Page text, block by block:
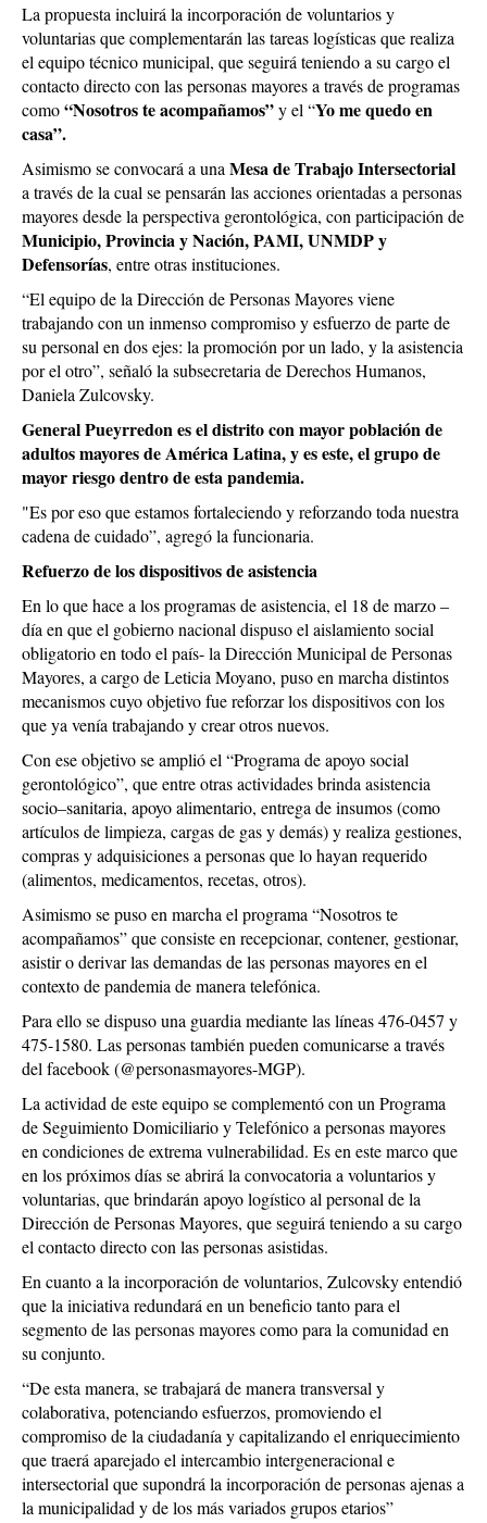
La propuesta incluirá la incorporación de voluntarios y
voluntarias que complementarán las tareas logísticas que realiza
el equipo técnico municipal, que seguirá teniendo a su cargo el
contacto directo con las personas mayores a través de programas
como“Nosotros te acompañamos”y el “Yo me quedo en
casa”.
Asimismo se convocará a una Mesa de Trabajo Intersectorial
a través de la cual se pensarán las acciones orientadas a personas
mayores desde la perspectiva gerontológica, con participación de
Municipio, Provincia y Nación, PAMI, UNMDP y
Defensorías, entre otras instituciones.
“El equipo de la Dirección de Personas Mayores viene
trabajando con un inmenso compromiso y esfuerzo de parte de
su personal en dos ejes: la promoción por un lado, y la asistencia
por el otro”, señaló la subsecretaria de Derechos Humanos,
Daniela Zulcovsky.
General Pueyrredon es el distrito con mayor población de
adultos mayores de América Latina, y es este, el grupo de
mayor riesgo dentro de esta pandemia.
"Es por eso que estamos fortaleciendo y reforzando toda nuestra
cadena de cuidado”, agregó la funcionaria.
Refuerzo de los dispositivos de asistencia
En lo que hace a los programas de asistencia, el 18 de marzo –
día en que el gobierno nacional dispuso el aislamiento social
obligatorio en todo el país- la Dirección Municipal de Personas
Mayores, a cargo de Leticia Moyano, puso en marcha distintos
mecanismos cuyo objetivo fue reforzar los dispositivos con los
que ya venía trabajando y crear otros nuevos.
Con ese objetivo se amplió el “Programa de apoyo social
gerontológico”, que entre otras actividades brinda asistencia
socio–sanitaria, apoyo alimentario, entrega de insumos (como
artículos de limpieza, cargas de gas y demás) y realiza gestiones,
compras y adquisiciones a personas que lo hayan requerido
(alimentos, medicamentos, recetas, otros).
Asimismo se puso en marcha el programa “Nosotros te
acompañamos” que consiste en recepcionar, contener, gestionar,
asistir o derivar las demandas de las personas mayores en el
contexto de pandemia de manera telefónica.
Para ello se dispuso una guardia mediante las líneas 476-0457 y
475-1580. Las personas también pueden comunicarse a través
del facebook (@personasmayores-MGP).
La actividad de este equipo se complementó con un Programa
de Seguimiento Domiciliario y Telefónico a personas mayores
en condiciones de extrema vulnerabilidad. Es en este marco que
en los próximos días se abrirá la convocatoria a voluntarios y
voluntarias, que brindarán apoyo logístico al personal de la
Dirección de Personas Mayores, que seguirá teniendo a su cargo
el contacto directo con las personas asistidas.
En cuanto a la incorporación de voluntarios, Zulcovsky entendió
que la iniciativa redundará en un beneficio tanto para el
segmento de las personas mayores como para la comunidad en
su conjunto.
“De esta manera, se trabajará de manera transversal y
colaborativa, potenciando esfuerzos, promoviendo el
compromiso de la ciudadanía y capitalizando el enriquecimiento
que traerá aparejado el intercambio intergeneracional e
intersectorial que supondrá la incorporación de personas ajenas a
la municipalidad y de los más variados grupos etarios”